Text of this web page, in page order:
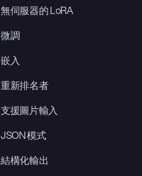
無伺服器的 LoRA
微調
嵌入
重新排名者
支援圖片輸入
JSON 模式
結構化輸出